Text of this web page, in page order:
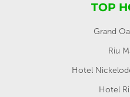
TOP
Grand
Riu
Hotel
Hotel